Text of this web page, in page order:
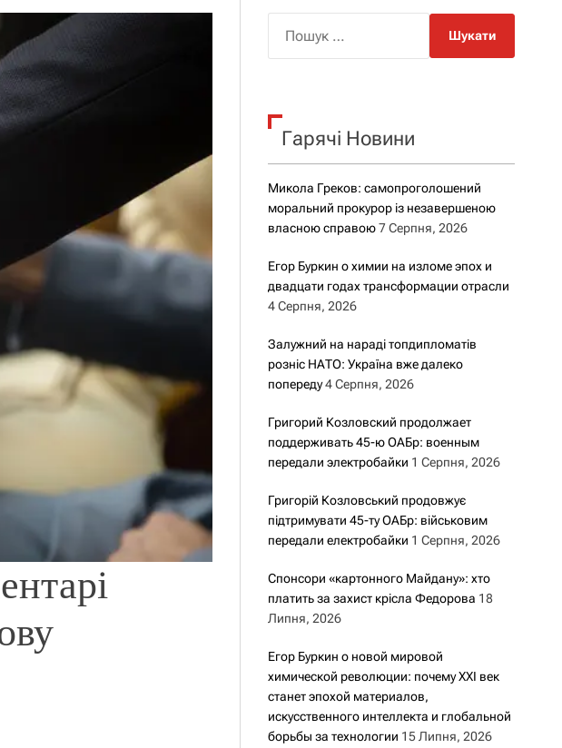
о
у
к
Гарячі Новини
Микола Греков: самопроголошений
моральний прокурор із незавершеною
власною справою 7 Серпня, 2026
Егор Буркин о химии на изломе эпох и
двадцати годах трансформации отрасли
4 Серпня, 2026
Залужний на нараді топдипломатів
розніс НАТО: Україна вже далеко
попереду 4 Серпня, 2026
Григорий Козловский продолжает
поддерживать 45-ю ОАБр: военным
передали электробайки 1 Серпня, 2026
Григорій Козловський продовжує
підтримувати 45-ту ОАБр: військовим
передали електробайки 1 Серпня, 2026
Спонсори «картонного Майдану»: хто
платить за захист крісла Федорова 18
Липня, 2026
Егор Буркин о новой мировой
химической революции: почему XXI век
станет эпохой материалов,
искусственного интеллекта и глобальной
борьбы за технологии 15 Липня, 2026